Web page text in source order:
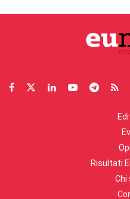
Risultati
Chi